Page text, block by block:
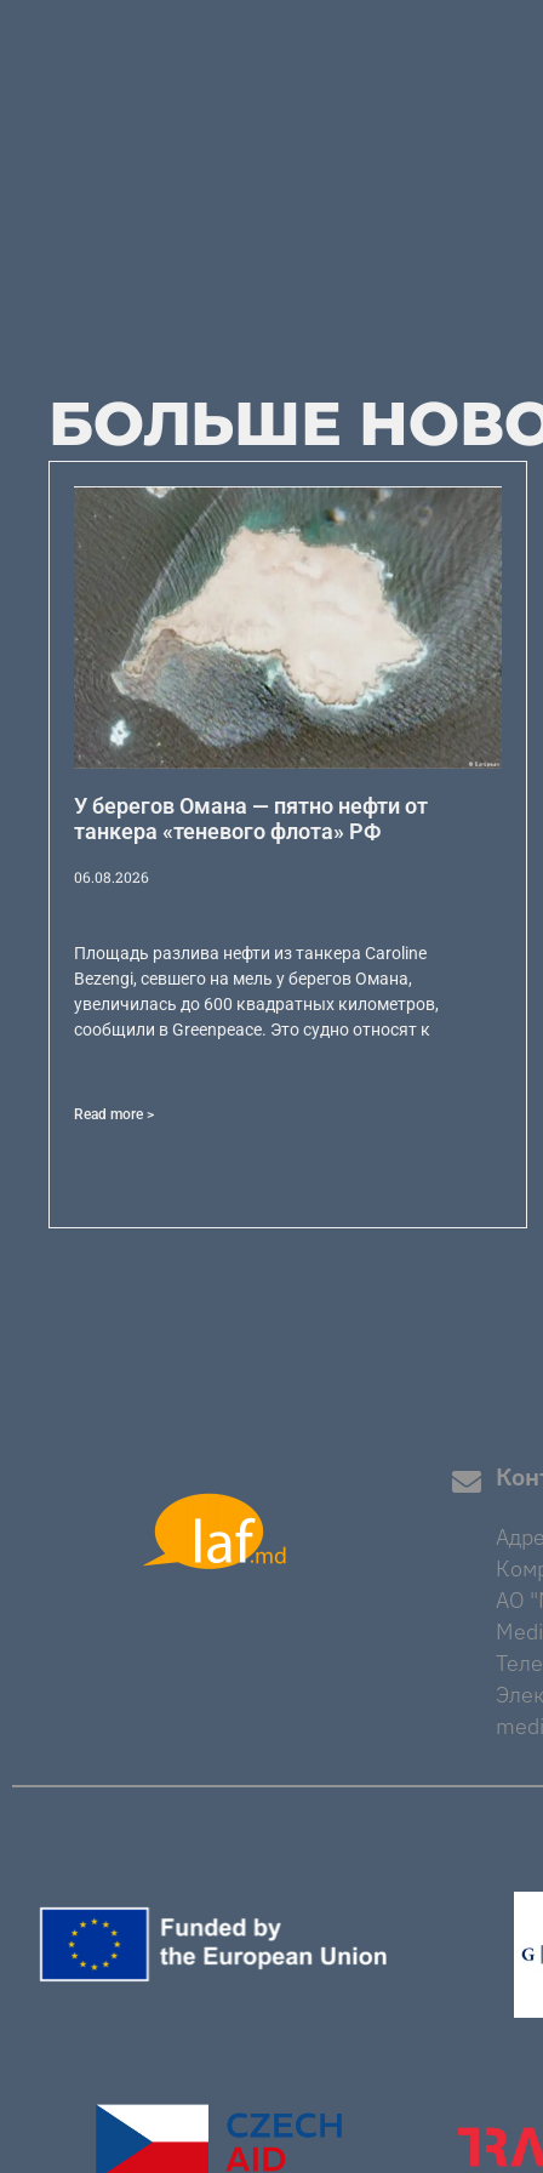
БОЛЬШЕ
У берегов Омана — пятно нефти от
танкера «теневого флота» РФ
06.08.2026
Площадь разлива нефти из танкера Caroline
Bezengi, севшего на мель у берегов Омана,
увеличилась до 600 квадратных километров,
сообщили в Greenpeace. Это судно относят к
Read more >
AO